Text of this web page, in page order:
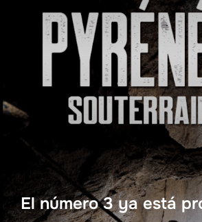
El número 3 ya está